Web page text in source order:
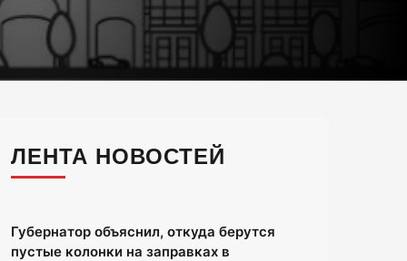
ЛЕНТА НОВОСТЕЙ
Губернатор объяснил, откуда берутся
пустые колонки на заправках в